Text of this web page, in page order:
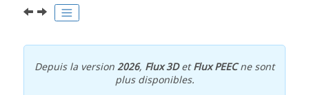
Depuis la version2026, Flux 3DetFlux PEECne sont
plus disponibles.